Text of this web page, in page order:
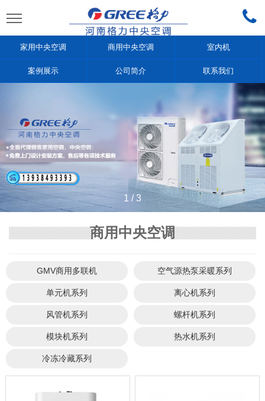
家用中央空调 商用中央空调 室内机
案例展示 公司简介 联系我们
1 /3
商用中央空调
GMV商用多联机 空气源热泵采暖系列
单元机系列 离心机系列
风管机系列 螺杆机系列
模块机系列 热水机系列
冷冻冷藏系列